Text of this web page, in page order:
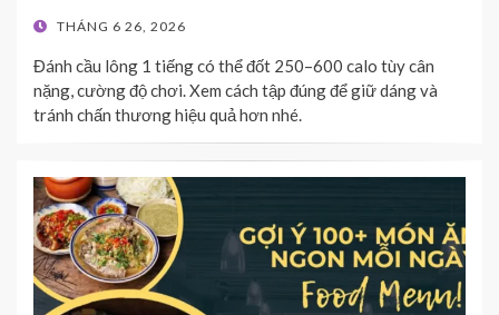
POSTED
THÁNG 6 26, 2026
Đánh cầu lông 1 tiếng có thể đốt 250–600 calo tùy cân
nặng, cường độ chơi. Xem cách tập đúng để giữ dáng và
tránh chấn thương hiệu quả hơn nhé.